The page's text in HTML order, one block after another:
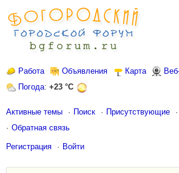
Работа Объявления Карта
Погода: +23 °C
Активные темы Поиск Присутствующие
Обратная связь
Регистрация Войти